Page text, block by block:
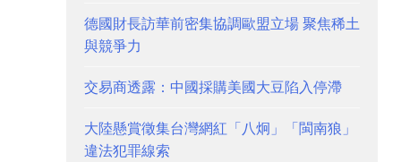
德國財長訪華前密集協調歐盟立場 聚焦稀土
與競爭力
交易商透露：中國採購美國大豆陷入停滯
大陸懸賞徵集台灣網紅「八炯」「閩南狼」
違法犯罪線索